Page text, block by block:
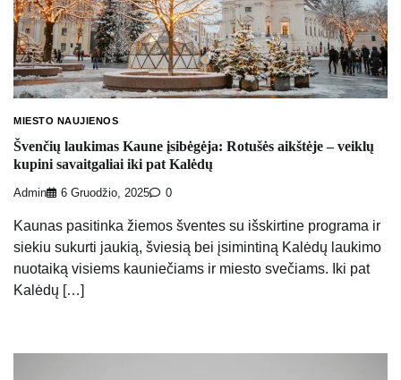
MIESTO NAUJIENOS
Švenčių laukimas Kaune įsibėgėja: Rotušės aikštėje – veiklų
kupini savaitgaliai iki pat Kalėdų
Admin 6 Gruodžio, 2025 0
Kaunas pasitinka žiemos šventes su išskirtine programa ir
siekiu sukurti jaukią, šviesią bei įsimintiną Kalėdų laukimo
nuotaiką visiems kauniečiams ir miesto svečiams. Iki pat
Kalėdų […]